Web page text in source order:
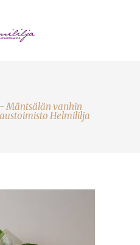
Mäntsälän vanhin
Helmililja